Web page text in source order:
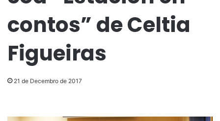
contos” de Celtia
Figueiras
21 de Decembro de 2017